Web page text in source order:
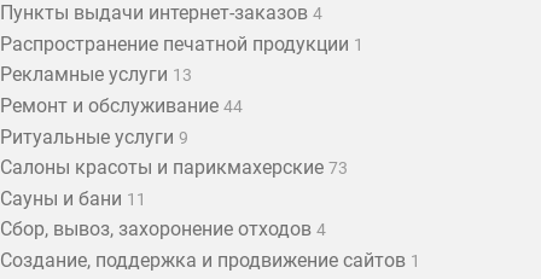
Пункты выдачи интернет-заказов 4
Распространение печатной продукции 1
Рекламные услуги 13
Ремонт и обслуживание 44
Ритуальные услуги 9
Салоны красоты и парикмахерские 73
Сауны и бани 11
Сбор, вывоз, захоронение отходов 4
Создание, поддержка и продвижение сайтов 1